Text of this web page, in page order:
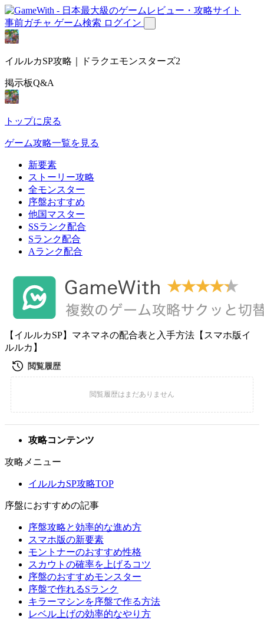
事前ガチャ ゲーム検索 ログイン
イルルカSP攻略｜ドラクエモンスターズ2
掲示板Q&A
トップに戻る
ゲーム攻略一覧を見る
新要素
ストーリー攻略
全モンスター
序盤おすすめ
他国マスター
SSランク配合
Sランク配合
Aランク配合
【イルルカSP】マネマネの配合表と入手方法【スマホ版イ
ルルカ】
攻略コンテンツ
攻略メニュー
イルルカSP攻略TOP
序盤におすすめの記事
序盤攻略と効率的な進め方
スマホ版の新要素
モントナーのおすすめ性格
スカウトの確率を上げるコツ
序盤のおすすめモンスター
序盤で作れるSランク
キラーマシンを序盤で作る方法
レベル上げの効率的なやり方